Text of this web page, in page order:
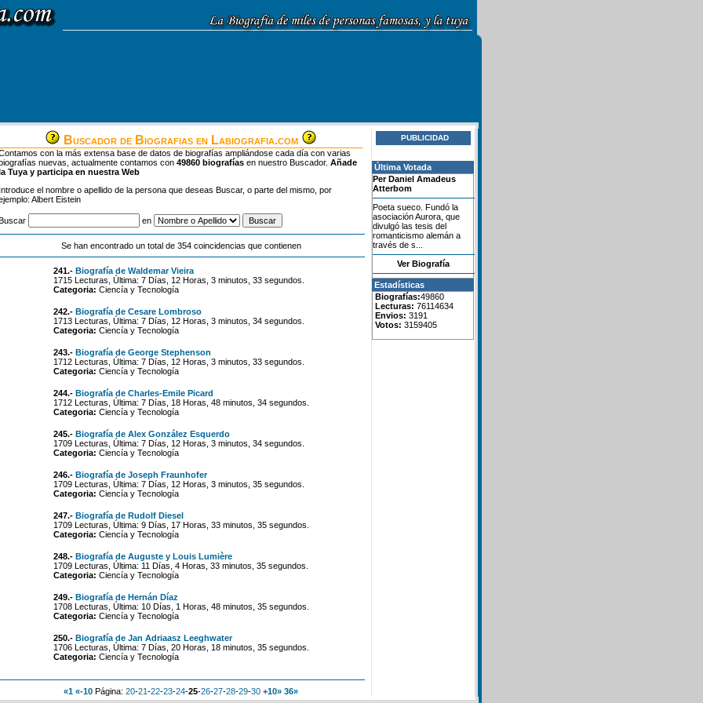
Buscador de Biografias en Labiografia.com
con la más extensa base de datos de biografías ampliándose cada día con varias
nuevas, actualmente contamos con 49860 biografías en nuestro Buscador. Añade
Tuya y participa en nuestra Web
Introduce el nombre o apellido de la persona que deseas Buscar, o parte del mismo, por
Albert Eistein
en
Se han encontrado un total de 354 coincidencias que contienen
241.- Biografía de Waldemar Vieira
1715 Lecturas, Última: 7 Días, 12 Horas, 3 minutos, 33 segundos.
Categoria: Ciencía y Tecnología
242.- Biografía de Cesare Lombroso
1713 Lecturas, Última: 7 Días, 12 Horas, 3 minutos, 34 segundos.
Categoria: Ciencía y Tecnología
243.- Biografía de George Stephenson
1712 Lecturas, Última: 7 Días, 12 Horas, 3 minutos, 33 segundos.
Categoria: Ciencía y Tecnología
244.- Biografía de Charles-Emile Picard
1712 Lecturas, Última: 7 Días, 18 Horas, 48 minutos, 34 segundos.
Categoria: Ciencía y Tecnología
245.- Biografía de Alex González Esquerdo
1709 Lecturas, Última: 7 Días, 12 Horas, 3 minutos, 34 segundos.
Categoria: Ciencía y Tecnología
246.- Biografía de Joseph Fraunhofer
1709 Lecturas, Última: 7 Días, 12 Horas, 3 minutos, 35 segundos.
Categoria: Ciencía y Tecnología
247.- Biografía de Rudolf Diesel
1709 Lecturas, Última: 9 Días, 17 Horas, 33 minutos, 35 segundos.
Categoria: Ciencía y Tecnología
248.- Biografía de Auguste y Louis Lumière
1709 Lecturas, Última: 11 Días, 4 Horas, 33 minutos, 35 segundos.
Categoria: Ciencía y Tecnología
249.- Biografía de Hernán Díaz
1708 Lecturas, Última: 10 Días, 1 Horas, 48 minutos, 35 segundos.
Categoria: Ciencía y Tecnología
250.- Biografía de Jan Adriaasz Leeghwater
1706 Lecturas, Última: 7 Días, 20 Horas, 18 minutos, 35 segundos.
Categoria: Ciencía y Tecnología
«1 «-10 Página: 20-21-22-23-24-25-26-27-28-29-30 +10» 36»
PUBLICIDAD
Última Votada
Per Daniel Amadeus
Atterbom
Poeta sueco. Fundó la
asociación Aurora, que
divulgó las tesis del
romanticismo alemán a
través de s...
Ver Biografía
Estadísticas
Biografías:49860
Lecturas: 76114634
Envios: 3191
Votos: 3159405